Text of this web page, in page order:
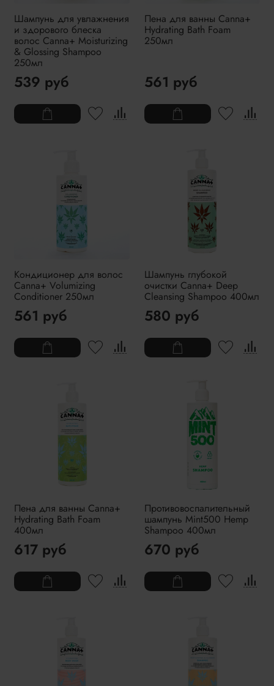
Шампунь для увлажнения
и здорового блеска
волос Canna+ Moisturizing
& Glossing Shampoo
250мл
539 руб
Пена для ванны Canna+
Hydrating Bath Foam
250мл
561 руб
Кондиционер для волос
Canna+ Volumizing
Conditioner 250мл
561 руб
Шампунь глубокой
очистки Canna+ Deep
Cleansing Shampoo 400мл
580 руб
Пена для ванны Canna+
Hydrating Bath Foam
400мл
617 руб
Противовоспалительный
шампунь Mint500 Hemp
Shampoo 400мл
670 руб